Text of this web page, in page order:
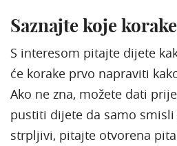
Saznajte koje
S interesom pitajte dijete
će korake prvo napraviti
Ako ne zna, možete dati
pustiti dijete da samo
strpljivi, pitajte otvorena